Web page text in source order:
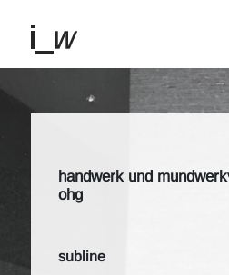
handwerk und
ohg
subline